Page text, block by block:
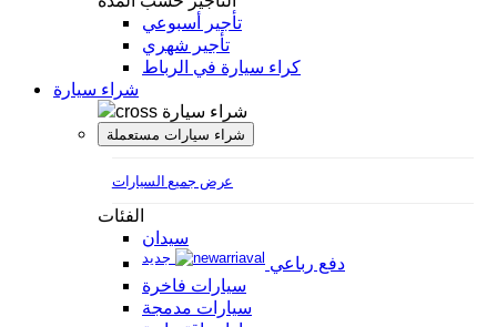
تأجير أسبوعي
تأجير شهري
كراء سيارة في الرباط
شراء سيارة
شراء سيارة
شراء سيارات مستعملة
عرض جميع السيارات
الفئات
سيدان
دفع رباعي
جديد
سيارات فاخرة
سيارات مدمجة